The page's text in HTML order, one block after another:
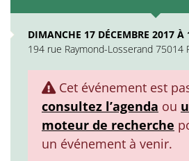
DIMANCHE 17 DÉCEMBRE 2017 À
194 rue Raymond-Losserand 75014
Cet événement est
consultez l’agenda ou
moteur de recherche
un événement à venir.